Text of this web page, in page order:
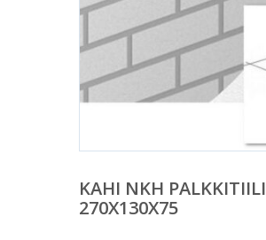
KAHI NKH PALKKITIILI
270X130X75